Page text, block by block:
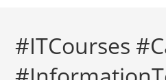
#ITCourses